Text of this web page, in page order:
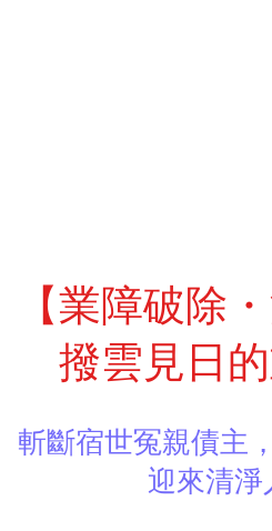
【業障破除
撥雲見日
斬斷宿世冤親債主
迎來清淨